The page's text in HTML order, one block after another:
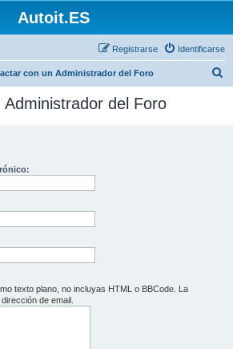
Autoit.ES
Identificarse
Registrarse
con un Administrador del Foro
del Foro
texto plano, no incluyas HTML o BBCode. La
de email.